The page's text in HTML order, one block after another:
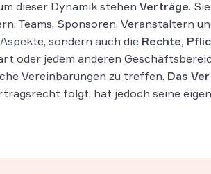
dieser Dynamik stehen Verträge.
Teams, Sponsoren, Veranstaltern
sondern auch die Rechte,
oder jedem anderen
Vereinbarungen zu treffen. Das
folgt, hat jedoch seine